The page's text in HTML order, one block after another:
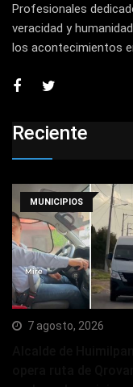
Profesionales
veracidad y
los acontecimientos
Reciente
MUNICIPIOS
7 agosto, 2026